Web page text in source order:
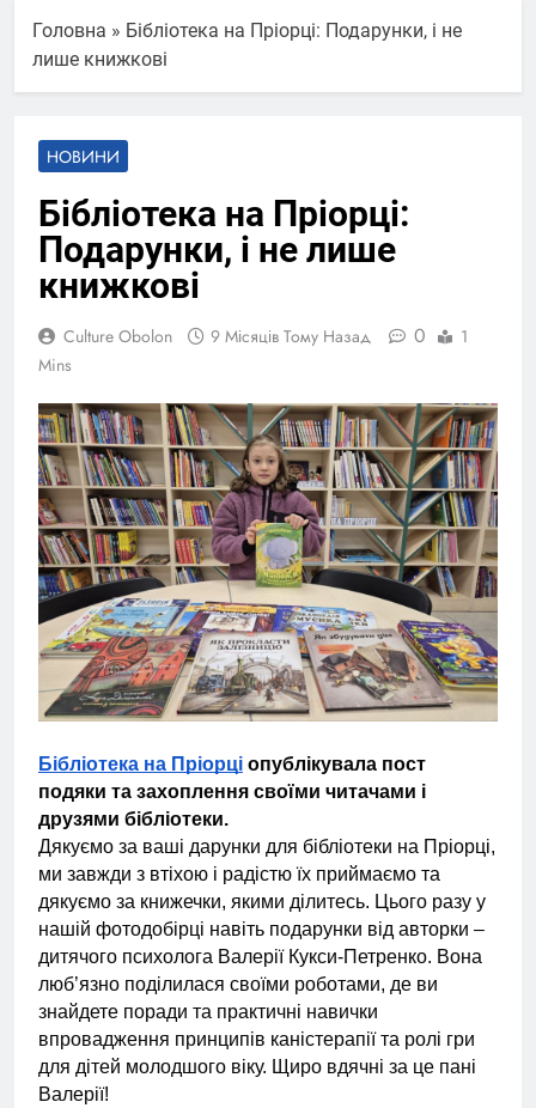
Головна » Бібліотека на Пріорці: Подарунки, і не
лише книжкові
НОВИНИ
Бібліотека на Пріорці:
Подарунки, і не лише
книжкові
Culture Obolon 9 Місяців Тому Назад 0
1
Mins
Бібліотека на Пріорці опублікувала пост
подяки та захоплення своїми читачами і
друзями бібліотеки.
Дякуємо за ваші дарунки для бібліотеки на Пріорці,
ми завжди з втіхою і радістю їх приймаємо та
дякуємо за книжечки, якими ділитесь. Цього разу у
нашій фотодобірці навіть подарунки від авторки –
дитячого психолога Валерії Кукси-Петренко. Вона
люб’язно поділилася своїми роботами, де ви
знайдете поради та практичні навички
впровадження принципів каністерапії та ролі гри
для дітей молодшого віку. Щиро вдячні за це пані
Валерії!